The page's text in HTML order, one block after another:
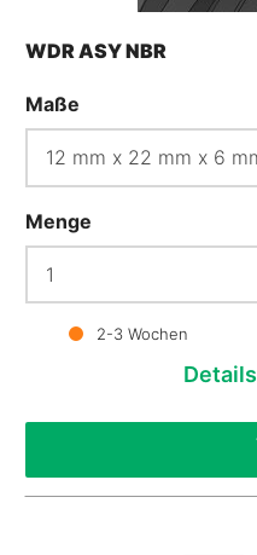
WDR ASY NBR
Maße
Menge
2-3 Wochen
Details